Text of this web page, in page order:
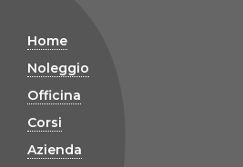
Home
Noleggio
Officina
Corsi
Azienda